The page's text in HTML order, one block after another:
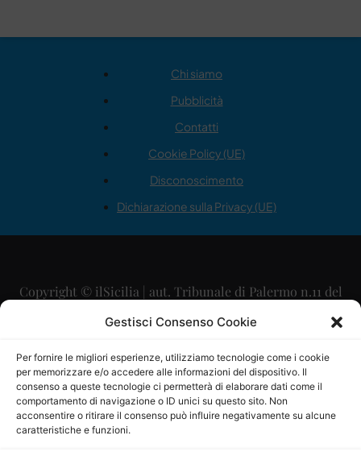
Gestisci Consenso Cookie
Per fornire le migliori esperienze, utilizziamo tecnologie come i cookie
per memorizzare e/o accedere alle informazioni del dispositivo. Il
consenso a queste tecnologie ci permetterà di elaborare dati come il
comportamento di navigazione o ID unici su questo sito. Non
acconsentire o ritirare il consenso può influire negativamente su alcune
caratteristiche e funzioni.
Chi siamo
Pubblicità
Contatti
Cookie Policy (UE)
Disconoscimento
Dichiarazione sulla Privacy (UE)
Copyright © ilSicilia | aut. Tribunale di Palermo n.11 del
29/09/2015
Direttore Editoriale: Maurizio Scaglione
Direttore Responsabile: Maria Calabrese